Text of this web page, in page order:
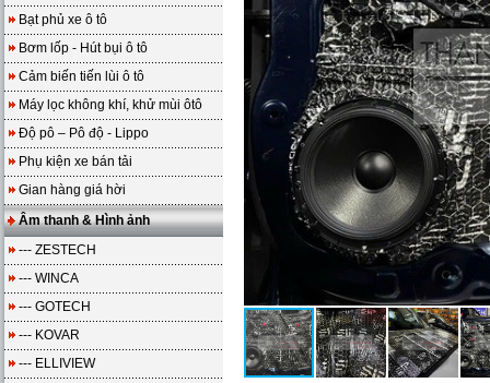
Bạt phủ xe ô tô
Bơm lốp - Hút bụi ô tô
Cảm biến tiến lùi ô tô
Máy lọc không khí, khử mùi ôtô
Độ pô – Pô độ - Lippo
Phụ kiện xe bán tải
Gian hàng giá hời
Âm thanh & Hình ảnh
--- ZESTECH
--- WINCA
--- GOTECH
--- KOVAR
--- ELLIVIEW